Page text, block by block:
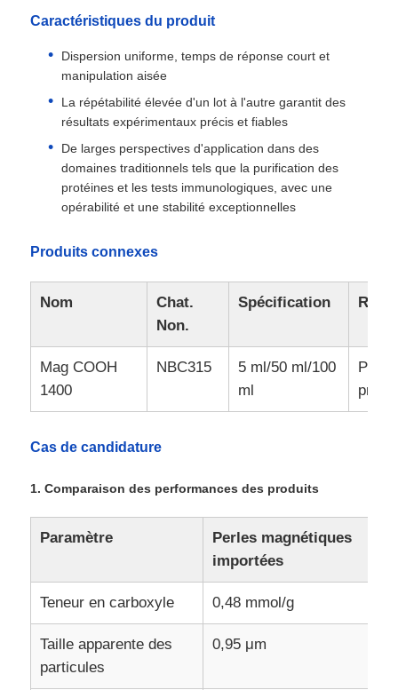
Produits
À propos de nous
Caractéristiques du produit
Dispersion uniforme, temps de réponse court et
manipulation aisée
La répétabilité élevée d'un lot à l'autre garantit des
résultats expérimentaux précis et fiables
De larges perspectives d'application dans des
domaines traditionnels tels que la purification des
protéines et les tests immunologiques, avec une
opérabilité et une stabilité exceptionnelles
Produits connexes
Nom
Chat.
Non.
Spécification
Mag COOH
1400
NBC315
5 ml/50 ml/100
ml
Pour
Cas de candidature
1. Comparaison des performances des produits
Paramètre
Perles magnétiques
importées
Teneur en carboxyle 0,48 mmol/g
Taille apparente des
particules
0,95 μm